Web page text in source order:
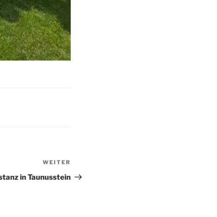
Beitrag
WEITER
in Taunusstein